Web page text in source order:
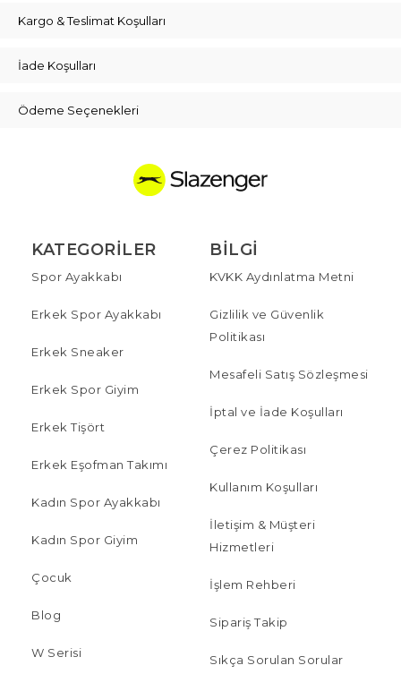
Kargo & Teslimat Koşulları
İade Koşulları
Ödeme Seçenekleri
KATEGORILER
Spor Ayakkabı
Erkek Spor Ayakkabı
Erkek Sneaker
Erkek Spor Giyim
Erkek Tişört
Erkek Eşofman Takımı
Kadın Spor Ayakkabı
Kadın Spor Giyim
Çocuk
Blog
W Serisi
BILGI
KVKK Aydınlatma Metni
Gizlilik ve Güvenlik
Politikası
Mesafeli Satış Sözleşmesi
İptal ve İade Koşulları
Çerez Politikası
Kullanım Koşulları
İletişim & Müşteri
Hizmetleri
İşlem Rehberi
Sipariş Takip
Sıkça Sorulan Sorular